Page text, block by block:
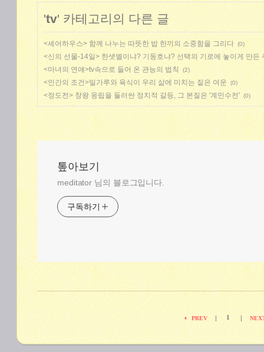
'tv' 카테고리의 다른 글
<셰어하우스> 함께 나누는 따뜻한 밥 한끼의 소중함을 그리다 (0)
<신의 선물-14일> 한샛별이냐? 기동호냐? 선택의 기로에 놓이게 만든
<마녀의 연얘>tv속으로 들어 온 관능의 법칙 (2)
<인간의 조건>밀가루와 육식이 우리 삶에 미치는 짙은 여운 (0)
<정도전> 창왕 옹립을 둘러싼 정치적 갈등, 그 본질은 '계민수전' (0)
톺아보기
meditator 님의 블로그입니다.
구독하기
PREV | 1 |